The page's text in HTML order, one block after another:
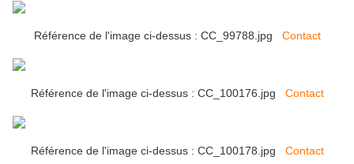
Référence de l'image ci-dessus : CC_99788.jpg Contact
Référence de l'image ci-dessus : CC_100176.jpg Contact
Référence de l'image ci-dessus : CC_100178.jpg Contact